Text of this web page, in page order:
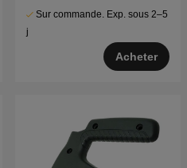
Sur commande. Exp. sous 2–5
j
Acheter